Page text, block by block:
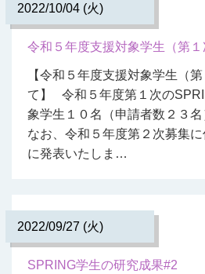
2022/10/04 (火)
令和５年度支援対象学生（第
【令和５年度支援対象学生（
て】 令和５年度第１次の
象学生１０名（申請者数２３名
なお、令和５年度第２次募集
に発表いたしま…
2022/09/27 (火)
SPRING学生の研究成果#2